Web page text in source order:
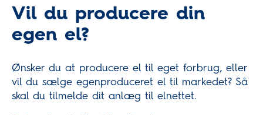
Vil du producere din
egen el?
Ønsker du at producere el til eget forbrug, eller
vil du sælge egenproduceret el til markedet? Så
skal du tilmelde dit anlæg til elnettet.